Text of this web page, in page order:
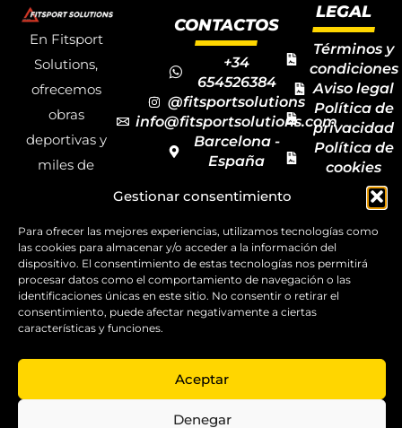
Gestionar consentimiento
Para ofrecer las mejores experiencias, utilizamos tecnologías como
las cookies para almacenar y/o acceder a la información del
dispositivo. El consentimiento de estas tecnologías nos permitirá
procesar datos como el comportamiento de navegación o las
identificaciones únicas en este sitio. No consentir o retirar el
consentimiento, puede afectar negativamente a ciertas
características y funciones.
Aceptar
Denegar
En Fitsport
Solutions,
ofrecemos
obras
deportivas y
miles de
deportivos
para todas las
disciplinas,
garantizando
la calidad y el
Copyright ©
CONTACTOS
+34
654526384
@fitsportsolutions
info@fitsportsolutions.com
Barcelona -
España
de contacto
LEGAL
Términos y
condiciones
Aviso legal
Política de
privacidad
Política de
cookies
Mapa del
sitio